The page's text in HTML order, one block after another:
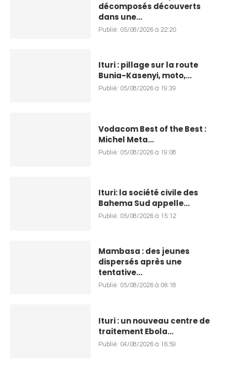
décomposés découverts
dans une...
Publié: 05/08/2026 à 22:20
Ituri : pillage sur la route
Bunia-Kasenyi, moto,...
Publié: 05/08/2026 à 19:39
Vodacom Best of the Best :
Michel Meta...
Publié: 05/08/2026 à 19:08
Ituri: la société civile des
Bahema Sud appelle...
Publié: 05/08/2026 à 15:12
Mambasa : des jeunes
dispersés après une
tentative...
Publié: 05/08/2026 à 06:18
Ituri : un nouveau centre de
traitement Ebola...
Publié: 04/08/2026 à 16:59